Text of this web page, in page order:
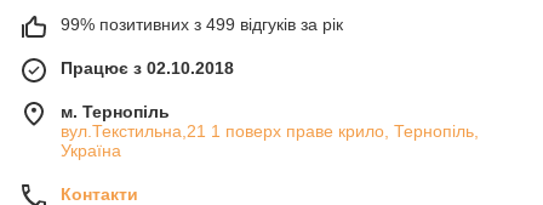
99% позитивних з 499 відгуків за рік
Працює з 02.10.2018
м. Тернопіль
вул.Текстильна,21 1 поверх праве крило, Тернопіль,
Україна
Контакти